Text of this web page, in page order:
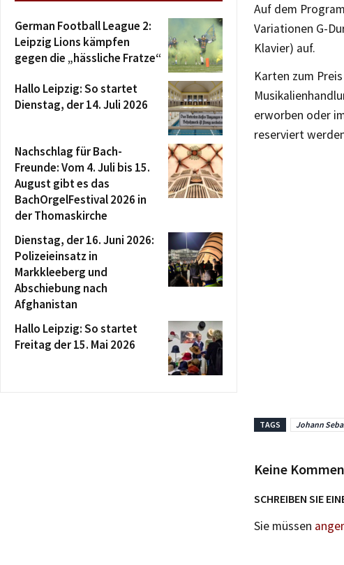
Auf dem
Variationen G-
Klavier) auf.
Karten zum
erworben oder
reserviert
TAGS Johann
Keine
SCHREIBEN SIE
Sie müssen
German Football League 2:
Leipzig Lions kämpfen
gegen die „hässliche Fratze“
Hallo Leipzig: So startet
Dienstag, der 14. Juli 2026
Nachschlag für Bach-
Freunde: Vom 4. Juli bis 15.
August gibt es das
BachOrgelFestival 2026 in
der Thomaskirche
Dienstag, der 16. Juni 2026:
Polizeieinsatz in
Markkleeberg und
Abschiebung nach
Afghanistan
Hallo Leipzig: So startet
Freitag der 15. Mai 2026